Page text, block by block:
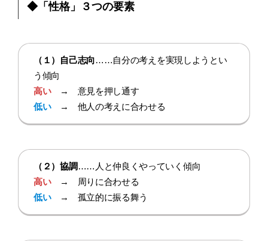
◆「性格」３つの要素
（１）自己志向……自分の考えを実現しようとい
う傾向
高い→ 意見を押し通す
低い→ 他人の考えに合わせる
（２）協調 ……人と仲良くやっていく傾向
高い→ 周りに合わせる
低い→ 孤立的に振る舞う